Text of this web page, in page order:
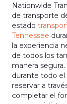
Nationwide
de transporte
estado
Tennessee
la experiencia
de todos los
manera
durante todo el
reservar a
completar el